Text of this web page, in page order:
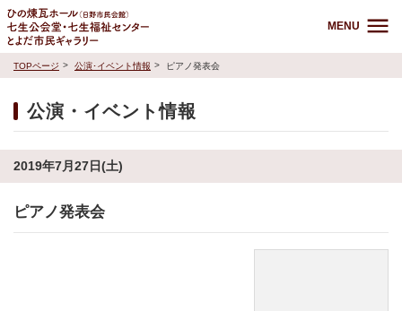
MENU
TOPページ 公演･イベント情報 ピアノ発表会
公演・イベント情報
2019年7月27日(土)
ピアノ発表会